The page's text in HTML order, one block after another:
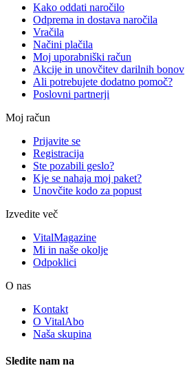
Kako oddati naročilo
Odprema in dostava naročila
Vračila
Načini plačila
Moj uporabniški račun
Akcije in unovčitev darilnih bonov
Ali potrebujete dodatno pomoč?
Poslovni partnerji
Moj račun
Prijavite se
Registracija
Ste pozabili geslo?
Kje se nahaja moj paket?
Unovčite kodo za popust
Izvedite več
VitalMagazine
Mi in naše okolje
Odpoklici
O nas
Kontakt
O VitalAbo
Naša skupina
Sledite nam na